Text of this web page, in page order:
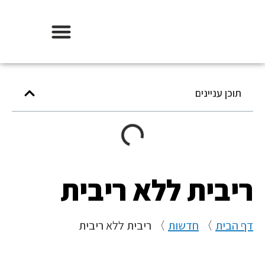
תוכן עניינים
ריבית ללא ריבית
דף הבית〉חדשות〉ריבית ללא ריבית